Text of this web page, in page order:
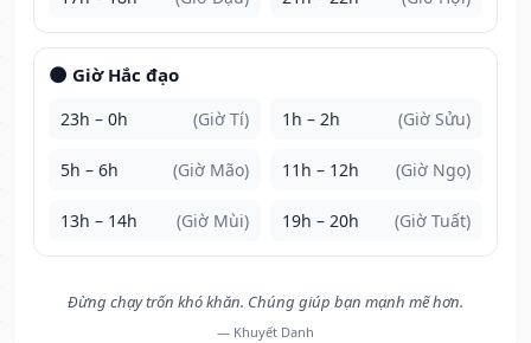
🌑 Giờ Hắc đạo
23h – 0h (Giờ Tí) 1h – 2h (Giờ Sửu)
5h – 6h (Giờ Mão) 11h – 12h (Giờ Ngọ)
13h – 14h (Giờ Mùi) 19h – 20h (Giờ Tuất)
Đừng chạy trốn khó khăn. Chúng giúp bạn mạnh mẽ hơn.
— Khuyết Danh